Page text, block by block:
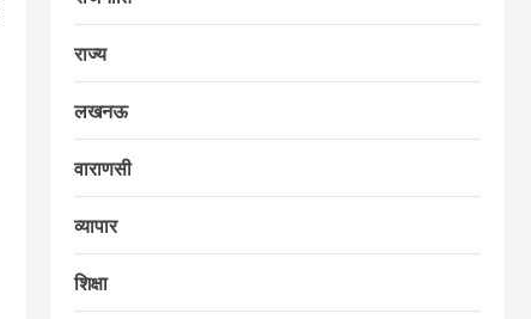
राज्य
लखनऊ
वाराणसी
व्यापार
शिक्षा